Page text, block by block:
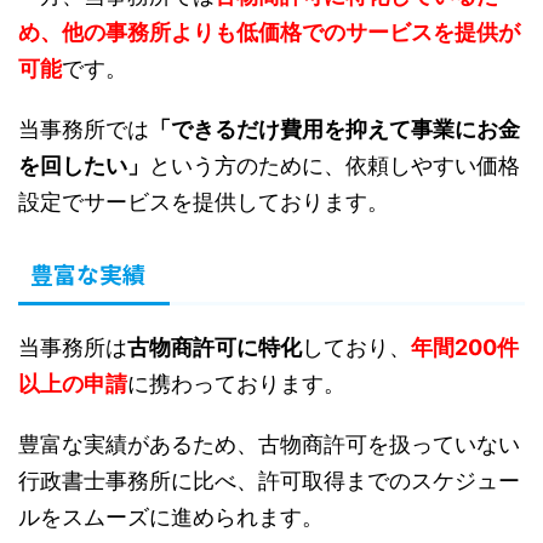
め、他の事務所よりも低価格でのサービスを提供が
可能です。
当事務所では 「できるだけ費用を抑えて事業にお金
を回したい」
という方のために、依頼しやすい価格
設定でサービスを提供しております。
豊富な実績
当事務所は古物商許可に特化しており、 年間200件
以上の申請に携わっております。
豊富な実績があるため、古物商許可を扱っていない
行政書士事務所に比べ、許可取得までのスケジュー
ルをスムーズに進められます。